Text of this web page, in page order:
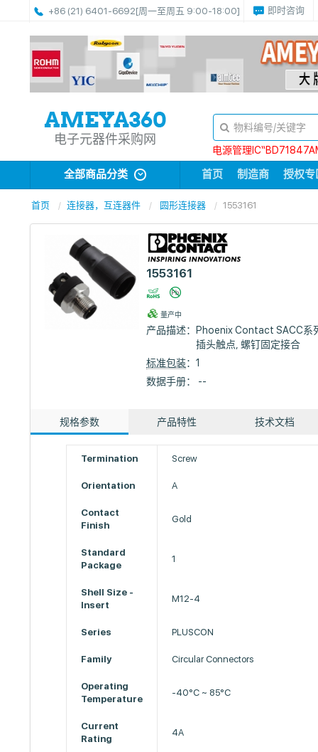
+86 (21) 6401-6692[周一至周五 9:00-18:00] 即时咨询
电子元器件采购网
电源管理
全部商品分类 首页 制造商 授权专
首页 连接器，互连器件 圆形连接器 1553161
1553161
量产中
产品描述：
Phoenix Contact SACC系
插头触点, 螺钉固定接合
标准包装：1
数据手册： --
规格参数 产品特性 技术文档
Termination Screw
Orientation A
Contact
Finish
Gold
Standard
Package
1
Shell Size -
Insert
M12-4
Series PLUSCON
Family Circular Connectors
Operating
Temperature
-40°C ~ 85°C
Current
Rating
4A